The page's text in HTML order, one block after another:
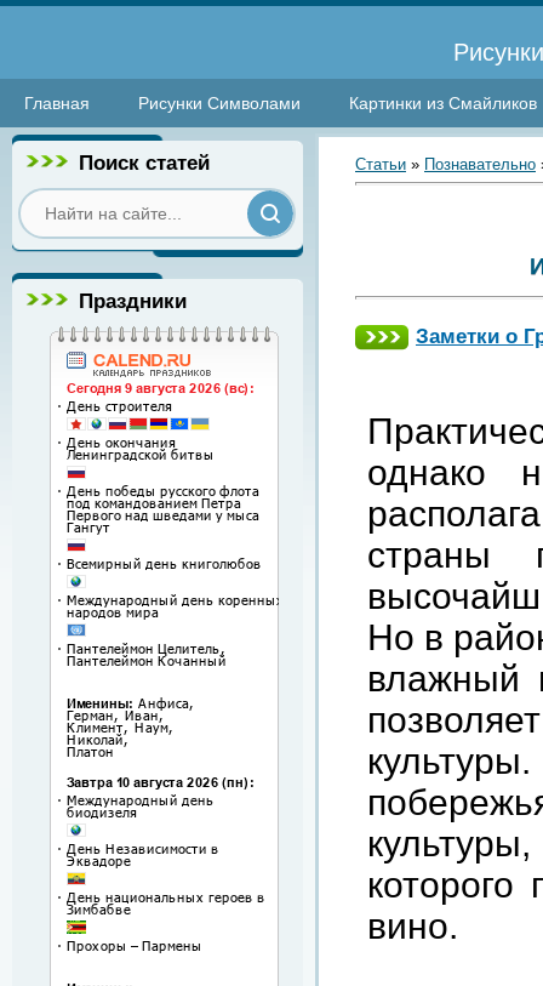
Главная Рисунки Символами Картинки из Смайликов
Поиск статей
Праздники
Статьи » Познавательно
Заметки о
однако
страны
Но в
влажный
которого
вино.